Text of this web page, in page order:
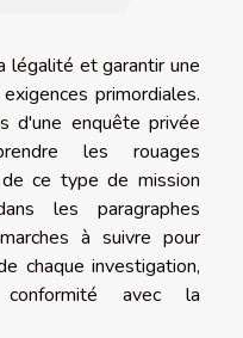
légalité et garantir une
primordiales.
d'une enquête privée
les rouages
ce type de mission
les paragraphes
à suivre pour
chaque investigation,
avec la